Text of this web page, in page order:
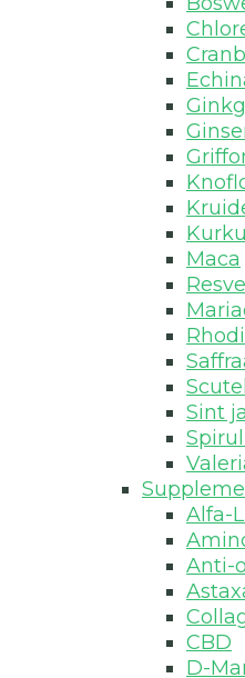
Maca
Sint
Alfa-
Anti-
CBD
D-